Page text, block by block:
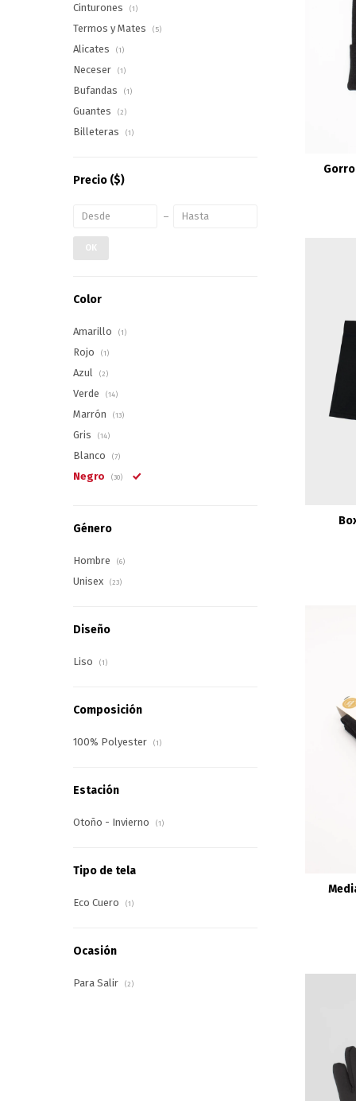
Cinturones (1)
Termos y Mates (5)
Alicates (1)
Neceser (1)
Bufandas (1)
Guantes (2)
Billeteras (1)
Precio ($)
OK
Color
Amarillo (1)
Rojo (1)
Azul (2)
Verde (14)
Marrón (13)
Gris (14)
Blanco (7)
Negro (30)
Género
Hombre (6)
Unisex (23)
Diseño
Liso (1)
Composición
100% Polyester (1)
Estación
Otoño - Invierno (1)
Tipo de tela
Eco Cuero (1)
Ocasión
Para Salir (2)